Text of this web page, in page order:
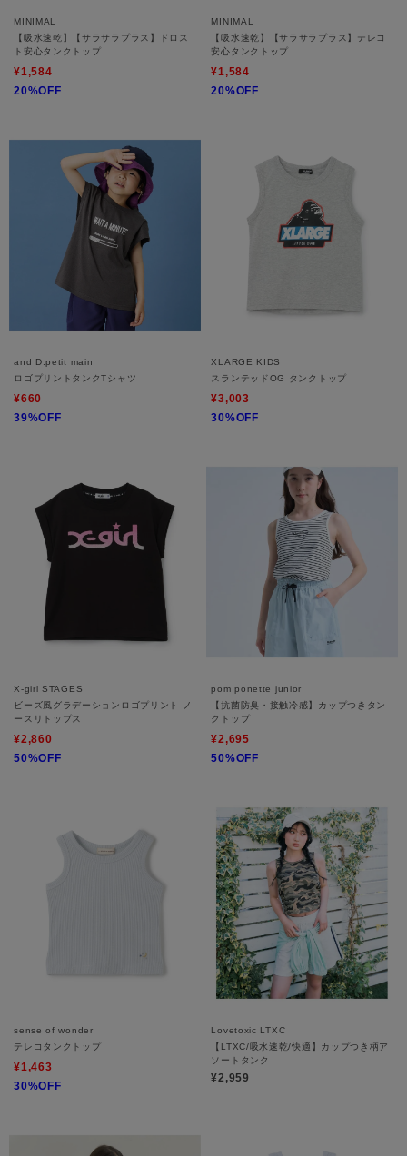
MINIMAL
【吸水速乾】【サラサラプラス】ドロス
ト安心タンクトップ
¥1,584
20%OFF
MINIMAL
【吸水速乾】【サラサラプラス】テレコ
安心タンクトップ
¥1,584
20%OFF
and D.petit main
ロゴプリントタンクTシャツ
¥660
39%OFF
XLARGE KIDS
スランテッドOG タンクトップ
¥3,003
30%OFF
X-girl STAGES
ビーズ風グラデーションロゴプリント ノ
ースリトップス
¥2,860
50%OFF
pom ponette junior
【抗菌防臭・接触冷感】カップつきタン
クトップ
¥2,695
50%OFF
sense of wonder
テレコタンクトップ
¥1,463
30%OFF
Lovetoxic LTXC
【LTXC/吸水速乾/快適】カップつき柄ア
ソートタンク
¥2,959